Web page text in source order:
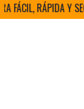
FÁCIL, RÁPIDA Y